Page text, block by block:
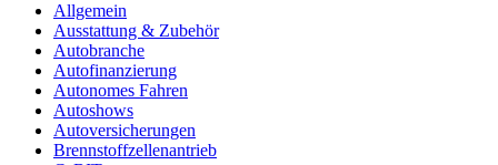
Allgemein
Ausstattung & Zubehör
Autobranche
Autofinanzierung
Autonomes Fahren
Autoshows
Autoversicherungen
Brennstoffzellenantrieb